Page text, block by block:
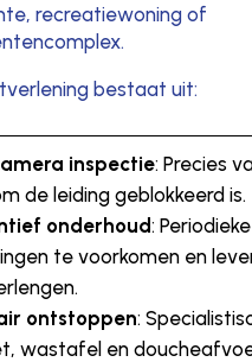
recreatiewoning of
bestaat uit:
inspectie: Precies
de leiding geblokkeerd is.
onderhoud:
te voorkomen en
ontstoppen:
wastafel en